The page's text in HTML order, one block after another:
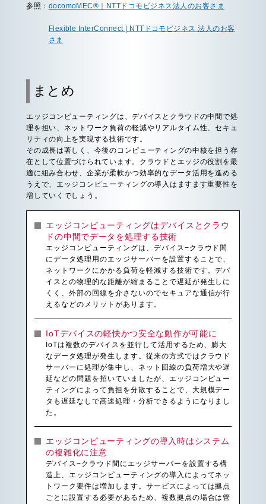
参照： docomoMEC®｜NTTドコモビジネス法人のお客さま
Flexible InterConnect | NTTドコモビジネス 法人のお客
さま
まとめ
エッジコンピューティングは、デバイスとクラウドの中間で処
理を担い、ネットワーク負荷の軽減やリアルタイム性、セキュ
リティの向上を実現する技術です。
その成長は著しく、今後のコンピューティングの中核を担う存
在として位置づけられています。クラウドとエッジの役割を最
適に組み合わせ、企業が柔軟かつ効率的なデータ活用を進める
うえで、エッジコンピューティングの導入はますます重要性を
増していくでしょう。
エッジコンピューティングはデバイスとクラウ
ドの中間でデータを処理する技術
エッジコンピューティングは、デバイス−クラウド間
にデータ処理用のエッジサーバーを設置することで、
ネットワークにかかる負荷を軽減する技術です。デバ
イスとの物理的な距離が縮まることで遅延が発生しに
くく、外部の回線を介さないのでセキュアな通信が行
えるなどのメリットがあります。
IoTデバイスの軽快かつ安全な動作が可能に
IoTは複数のデバイスを並行して活用するため、膨大
なデータ処理が発生します。従来の方式ではクラウド
サーバーに処理が集中し、ネット回線の負荷増大や遅
延などの問題を招いていましたが、エッジコンピュー
ティングによって負担を分散することで、大規模デー
タも遅延なしで高速処理・分析できるようになりまし
た。
エッジコンピューティングの導入時はシステム
の複雑化に注意
デバイス−クラウド間にエッジサーバーを設置する構
造上、エッジコンピューティングの導入によってネッ
トワーク要件は増加します。サービスによっては拠点
ごとに設置する必要があるため、複数拠点の場合は管